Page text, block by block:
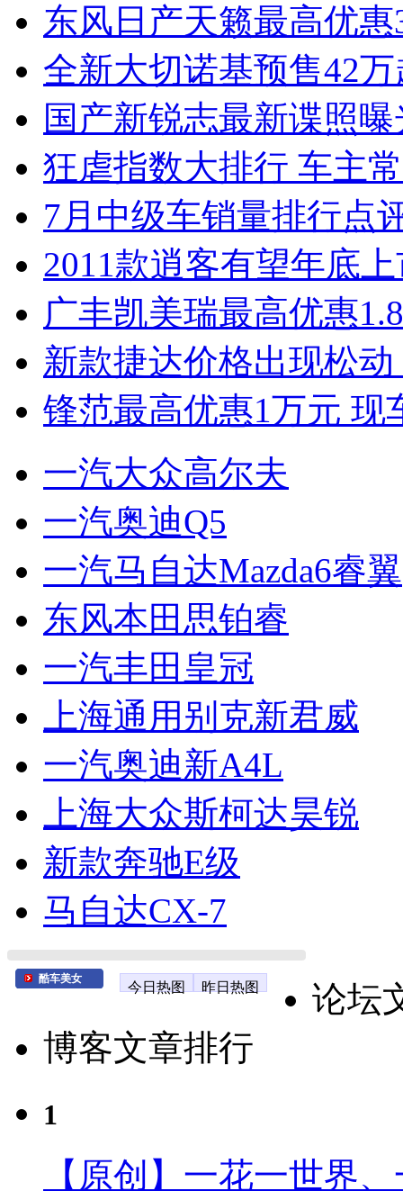
东风日产天籁最高优
全新大切诺基预售42
国产新锐志最新谍照
狂虐指数大排行 车主
7月中级车销量排行点
2011款逍客有望年底
广丰凯美瑞最高优惠
新款捷达价格出现松
锋范最高优惠1万元 现
一汽大众高尔夫
一汽奥迪Q5
一汽马自达Mazda6睿翼
东风本田思铂睿
一汽丰田皇冠
上海通用别克新君威
一汽奥迪新A4L
上海大众斯柯达昊锐
新款奔驰E级
马自达CX-7
酷车美女
今日热图 昨日热图
论坛
博客文章排行
1
【原创】一花一世界